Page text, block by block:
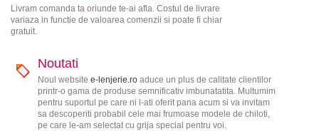
Livram comanda ta oriunde te-ai afla. Costul de livrare
variaza in functie de valoarea comenzii si poate fi chiar
gratuit.
Noutati
Noul website e-lenjerie.roaduce un plus de calitate clientilor
printr-o gama de produse semnificativ imbunatatita. Multumim
pentru suportul pe care ni l-ati oferit pana acum si va invitam
sa descoperiti probabil cele mai frumoase modele de chiloti,
pe care le-am selectat cu grija special pentru voi.